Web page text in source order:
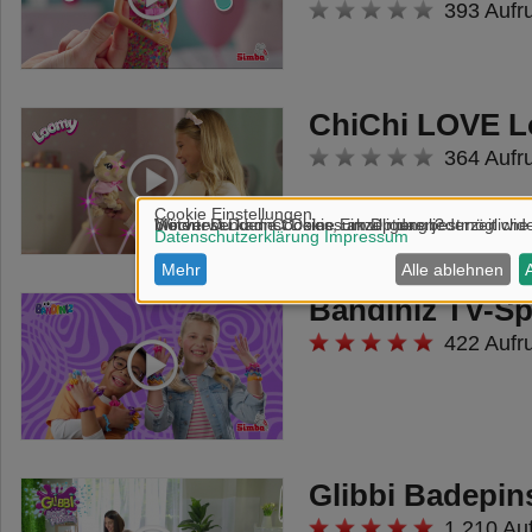
393
ChiChi LOVE
364
Bandiniz TV-
422
Glibbi